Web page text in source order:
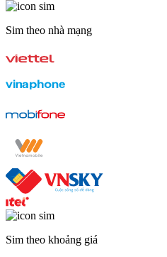
Sim theo nhà mạng
Sim theo khoảng giá